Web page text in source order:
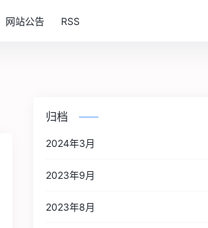
网站公告 RSS
归档
2024年3月
2023年9月
2023年8月